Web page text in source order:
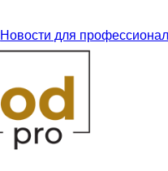
Новости для